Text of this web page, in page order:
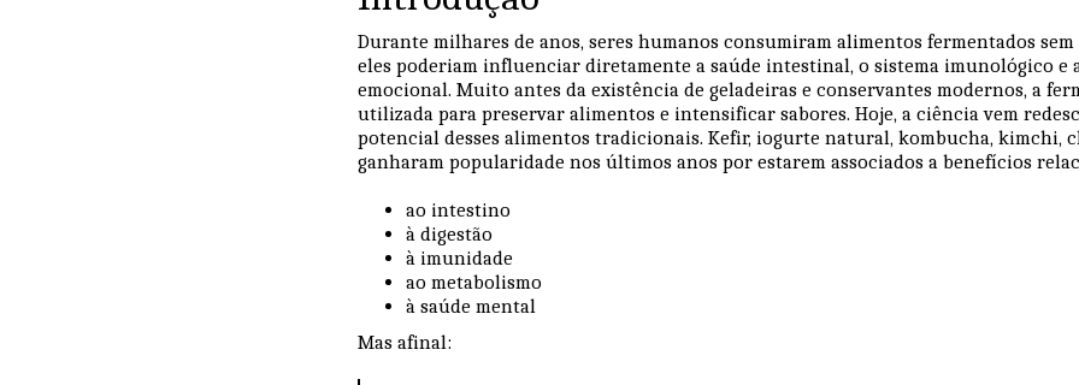
Durante milhares de anos, seres humanos consumiram alimentos fermentados
eles poderiam influenciar diretamente a saúde intestinal, o sistema imunológico e
emocional. Muito antes da existência de geladeiras e conservantes modernos, a
utilizada para preservar alimentos e intensificar sabores. Hoje, a ciência vem
potencial desses alimentos tradicionais. Kefir, iogurte natural, kombucha, kimchi,
ganharam popularidade nos últimos anos por estarem associados a benefícios
ao intestino
à digestão
à imunidade
ao metabolismo
à saúde mental
Mas afinal: